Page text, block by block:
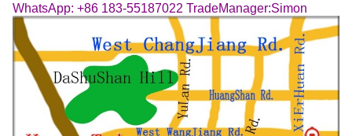
WhatsApp: +86 183-55187022 TradeManager:Simon